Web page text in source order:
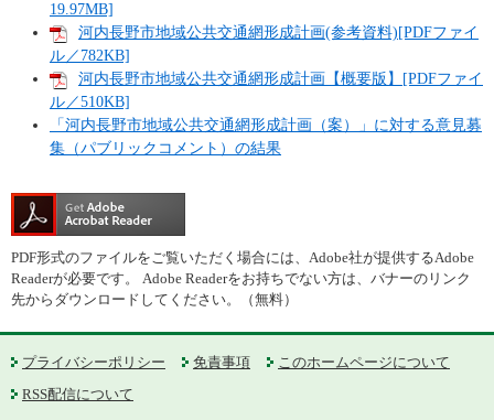
19.97MB]
河内長野市地域公共交通網形成計画(参考資料)[PDFファイ
ル／782KB]
河内長野市地域公共交通網形成計画【概要版】[PDFファイ
ル／510KB]
「河内長野市地域公共交通網形成計画（案）」に対する意見募
集（パブリックコメント）の結果
PDF形式のファイルをご覧いただく場合には、Adobe社が提供するAdobe
Readerが必要です。
Adobe Readerをお持ちでない方は、バナーのリンク
先からダウンロードしてください。（無料）
プライバシーポリシー 免責事項
このホームページについて
RSS配信について